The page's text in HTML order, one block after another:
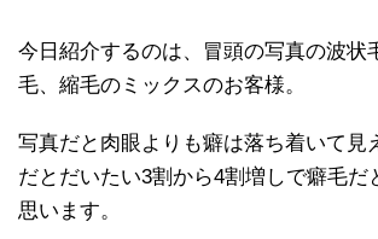
今日紹介するのは、冒頭の写真の波状
毛、縮毛のミックスのお客様。
写真だと肉眼よりも癖は落ち着いて見
だとだいたい3割から4割増しで癖毛だ
思います。